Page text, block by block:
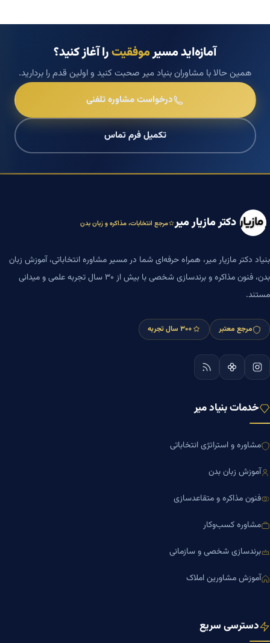
آمازه‌اید مسیرموفقیترا آغاز کنید؟
همین حالا با مشاوران بنیاد میر صحبت کنید و اولین قدم را بردارید.
درخواست مشاوره تلفنی
تکمیل فرم تماس
دکتر مازیار میر مرجع انتخابات، مذاکره و زبان بدن
بنیاد دکتر مازیار میر، همراه حرفه‌ای شما در مسیر مشاوره انتخاباتی، آموزش زبان
بدن، فنون مذاکره و برندسازی شخصی با بیش از ۳۰ سال تجربه علمی و میدانی
مستند.
مرجع معتبر +۳۰ سال تجربه
خدمات بنیاد میر
مشاوره و استراتژی انتخاباتی
آموزش زبان بدن
فنون مذاکره و متقاعدسازی
مشاوره کسب‌وکار
برندسازی شخصی و سازمانی
آموزش مشاورین املاک
دسترسی سریع